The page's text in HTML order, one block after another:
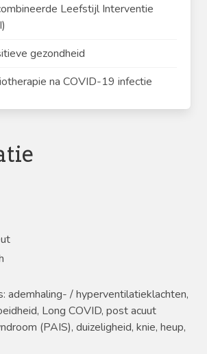
Leefstijl Interventie
gezondheid
na COVID-19 infectie
ademhaling- / hyperventilatieklachten,
Long COVID, post acuut
(PAIS), duizeligheid, knie, heup,